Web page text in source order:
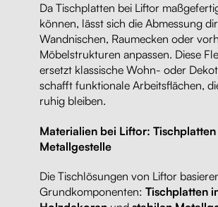
Da Tischplatten bei Liftor
können, lässt sich die Abmessung
Wandnischen, Raumecken oder
Möbelstrukturen anpassen. Diese
ersetzt klassische Wohn- oder
schafft funktionale Arbeitsflächen,
ruhig bleiben.
Materialien bei Liftor: Tischplatten
Metallgestelle
Die Tischlösungen von Liftor
Grundkomponenten: Tischplatten